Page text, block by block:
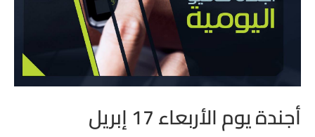
أجندة يوم الأربعاء 17 إبريل